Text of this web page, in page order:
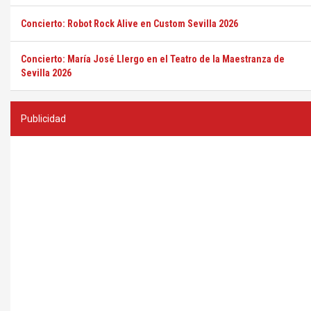
Concierto: Robot Rock Alive en Custom Sevilla 2026
Concierto: María José Llergo en el Teatro de la Maestranza de
Sevilla 2026
Publicidad